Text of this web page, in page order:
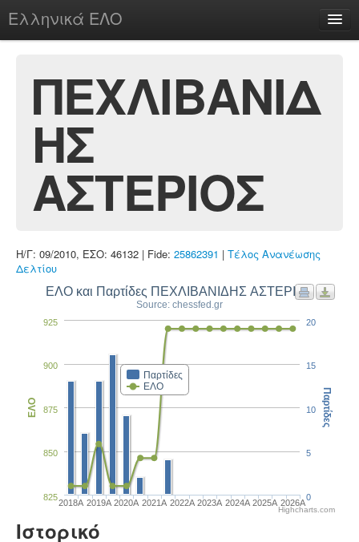
Ελληνικά ΕΛΟ
chesstu.be @ discord
Login
ΠΕΧΛΙΒΑΝΙΔ
ΗΣ
ΑΣΤΕΡΙΟΣ
Η/Γ: 09/2010, ΕΣΟ: 46132 | Fide: 25862391 | Τέλος Ανανέωσης
Δελτίου
ΕΛΟ και Παρτίδες ΠΕΧΛΙΒΑΝΙΔΗΣ ΑΣΤΕΡΙΟΣ
Source: chessfed.gr
Παρτίδες
ΕΛΟ
2018A 2019A 2020A 2021A 2022A 2023Α 2024A 2025A 2026A
825
850
875
900
925
ΕΛΟ
0
5
10
15
20
Παρτίδες
Highcharts.com
Ιστορικό